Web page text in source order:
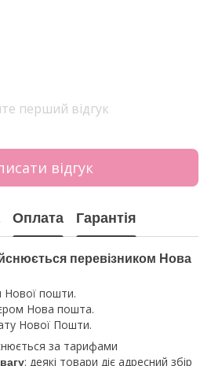
перший відгук
відгук
Оплата Гарантія
перевізником Нова
Нової пошти.
Нова пошта.
Нової Пошти.
за тарифами
: деякі товари діє адресний збір